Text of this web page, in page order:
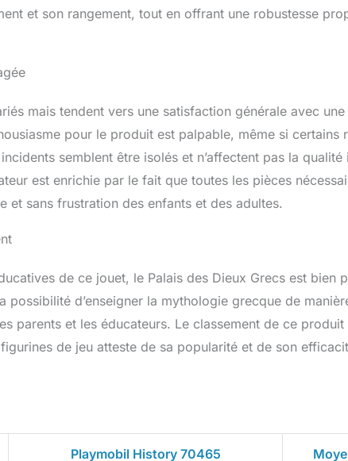
et son rangement, tout en offrant une robustesse
mais tendent vers une satisfaction générale avec une
pour le produit est palpable, même si certains
semblent être isolés et n’affectent pas la
est enrichie par le fait que toutes les pièces
et sans frustration des enfants et des adultes.
de ce jouet, le Palais des Dieux Grecs est bien
possibilité d’enseigner la mythologie grecque de
parents et les éducateurs. Le classement de ce
de jeu atteste de sa popularité et de son
Playmobil History 70465